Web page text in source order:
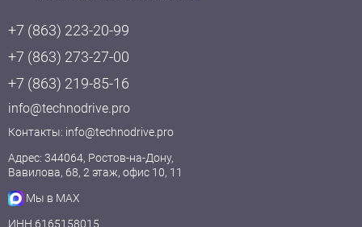
+7 (863) 223-20-99
+7 (863) 273-27-00
+7 (863) 219-85-16
info@technodrive.pro
Контакты: info@technodrive.pro
Адрес: 344064, Ростов-на-Дону,
Вавилова, 68, 2 этаж, офис 10, 11
Мы в MAX
ИНН 6165158015